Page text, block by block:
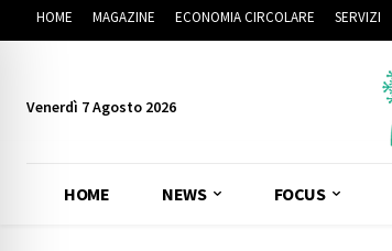
HOME MAGAZINE ECONOMIA CIRCOLARE SERVIZI
Venerdì 7 Agosto 2026
HOME NEWS FOCUS